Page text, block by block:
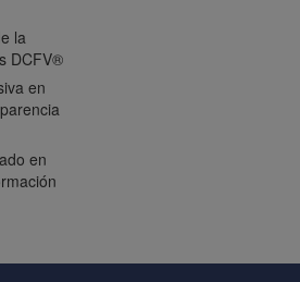
la
DCFV®
en
en